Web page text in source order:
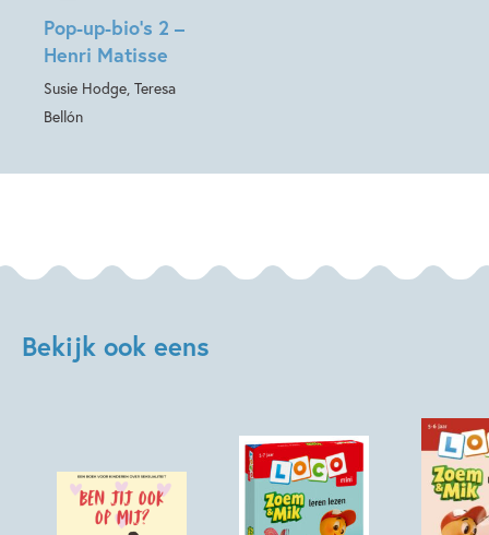
Pop-up-bio’s 2 –
Henri Matisse
Susie Hodge, Teresa
Bellón
Bekijk ook eens